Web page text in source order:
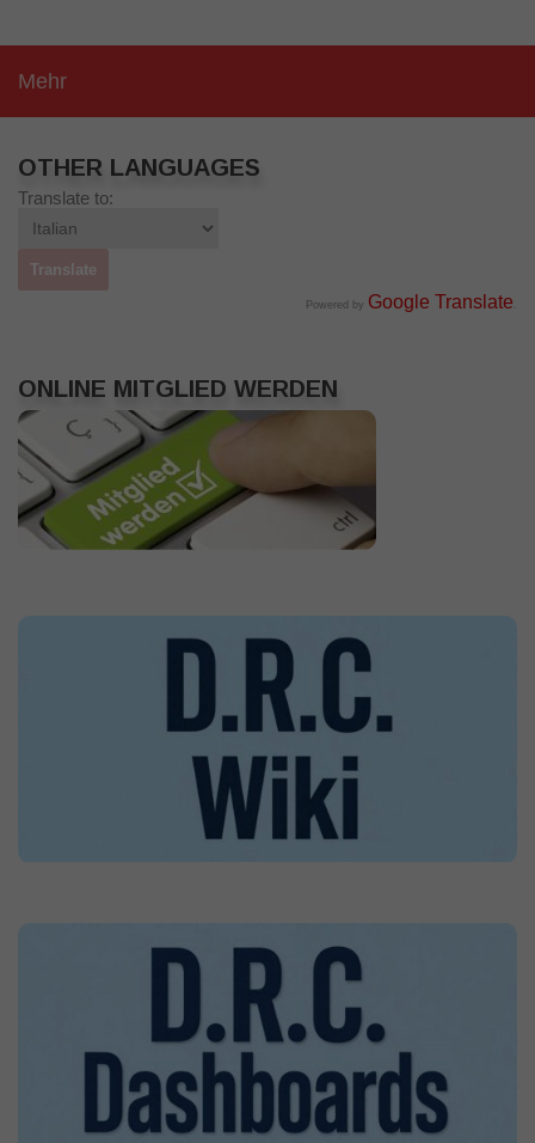
Mehr
OTHER LANGUAGES
Translate to:
Powered by Google Translate .
ONLINE MITGLIED WERDEN